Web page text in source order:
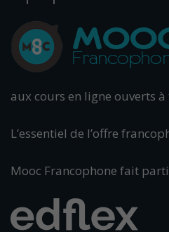
aux cours en ligne ouverts à
L’essentiel de l’offre
Mooc Francophone fait